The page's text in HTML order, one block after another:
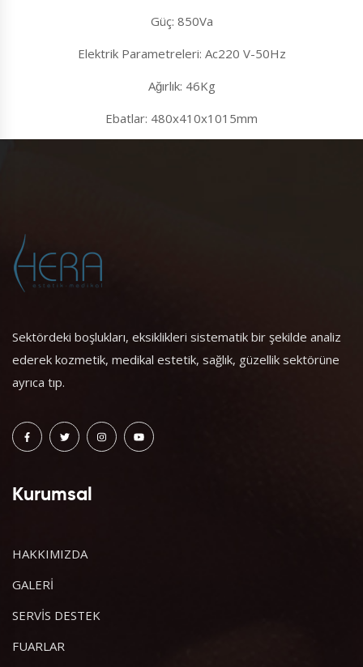
Güç: 850Va
Elektrik Parametreleri: Ac220 V-50Hz
Ağırlık: 46Kg
Ebatlar: 480x410x1015mm
Sektördeki boşlukları, eksiklikleri sistematik bir şekilde analiz
ederek kozmetik, medikal estetik, sağlık, güzellik sektörüne
ayrıca tıp.
Kurumsal
HAKKIMIZDA
GALERİ
SERVİS DESTEK
FUARLAR